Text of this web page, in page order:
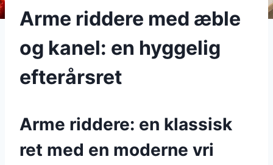
Arme riddere med æble
og kanel: en hyggelig
efterårsret
Arme riddere: en klassisk
ret med en moderne vri